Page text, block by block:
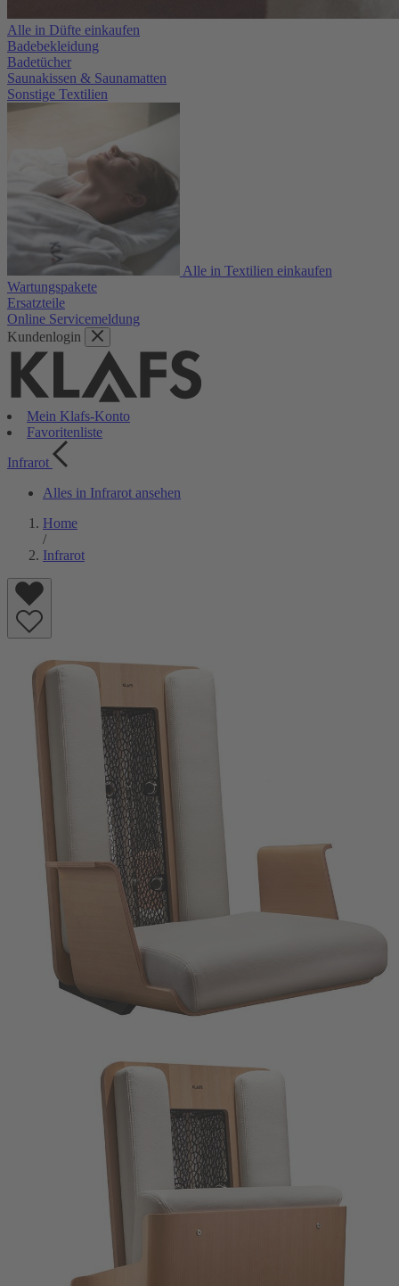
Alle in Düfte einkaufen
Badebekleidung
Badetücher
Saunakissen & Saunamatten
Sonstige Textilien
Alle in Textilien einkaufen
Wartungspakete
Ersatzteile
Online Servicemeldung
Kundenlogin
Mein Klafs-Konto
Favoritenliste
Infrarot
Alles in Infrarot ansehen
Home
/
Infrarot